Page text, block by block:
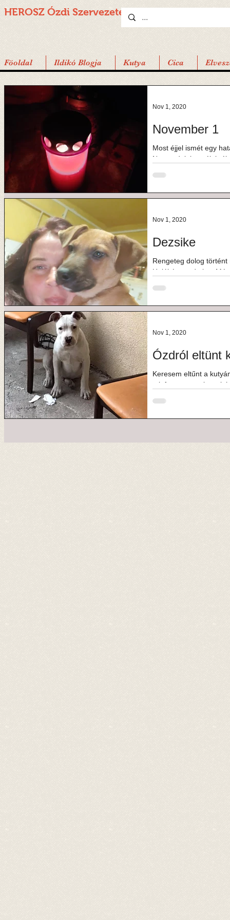
HEROSZ Ózdi Szervezete
Föoldal Ildikó Blogja Kutya Cica
November 1
Most éjjel ismét egy
Nem tudok beszélni
Nov 1, 2020
Dezsike
Rengeteg dolog
Halál és csoda is...
Nov 1, 2020
Ózdról eltünt
Keresem eltűnt a
telefonon..nem leszek
Nov 1, 2020